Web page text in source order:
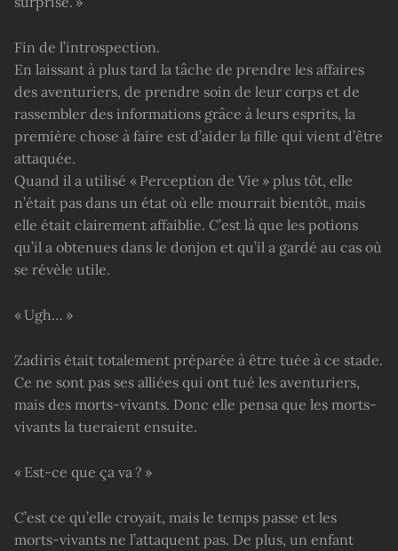
Fin de l’introspection.
En laissant à plus tard la tâche de prendre les affaires
des aventuriers, de prendre soin de leur corps et de
rassembler des informations grâce à leurs esprits, la
première chose à faire est d’aider la fille qui vient d’être
attaquée.
Quand il a utilisé « Perception de Vie » plus tôt, elle
n’était pas dans un état où elle mourrait bientôt, mais
elle était clairement affaiblie. C’est là que les potions
qu’il a obtenues dans le donjon et qu’il a gardé au cas où
se révèle utile.
« Ugh… »
Zadiris était totalement préparée à être tuée à ce stade.
Ce ne sont pas ses alliées qui ont tué les aventuriers,
mais des morts-vivants. Donc elle pensa que les morts-
vivants la tueraient ensuite.
« Est-ce que ça va ? »
C’est ce qu’elle croyait, mais le temps passe et les
morts-vivants ne l’attaquent pas. De plus, un enfant